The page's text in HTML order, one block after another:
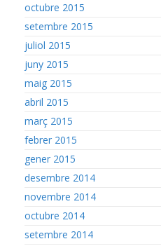
octubre 2015
setembre 2015
juliol 2015
juny 2015
maig 2015
abril 2015
març 2015
febrer 2015
gener 2015
desembre 2014
novembre 2014
octubre 2014
setembre 2014